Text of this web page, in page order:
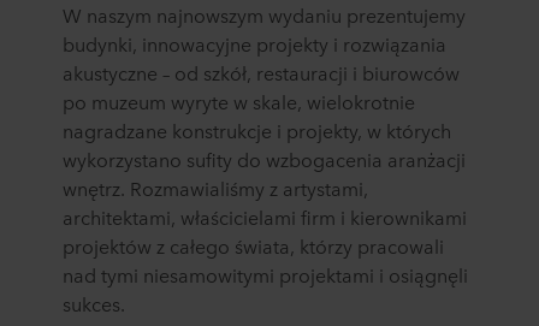
W naszym najnowszym wydaniu prezentujemy
budynki, innowacyjne projekty i rozwiązania
akustyczne – od szkół, restauracji i biurowców
po muzeum wyryte w skale, wielokrotnie
nagradzane konstrukcje i projekty, w których
wykorzystano sufity do wzbogacenia aranżacji
wnętrz. Rozmawialiśmy z artystami,
architektami, właścicielami firm i kierownikami
projektów z całego świata, którzy pracowali
nad tymi niesamowitymi projektami i osiągnęli
sukces.